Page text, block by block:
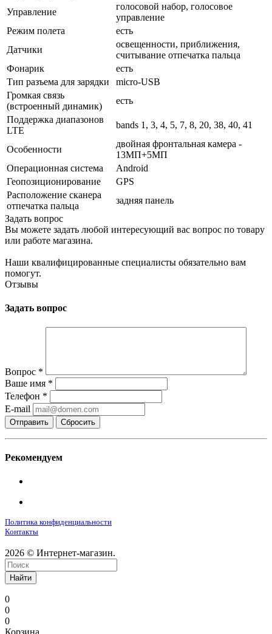
Управление
голосовой набор, голосовое
управление
Режим полета
есть
Датчики
освещенности, приближения,
считывание отпечатка пальца
Фонарик
есть
Тип разъема для зарядки
micro-USB
Громкая связь
(встроенный динамик)
есть
Поддержка диапазонов
LTE
bands 1, 3, 4, 5, 7, 8, 20, 38, 40, 41
Особенности
двойная фронтальная камера -
13МП+5МП
Операционная система
Android
Геопозиционирование
GPS
Расположение сканера
отпечатка пальца
задняя панель
Задать вопрос
Вы можете задать любой интересующий вас вопрос по товару
или работе магазина.
Наши квалифицированные специалисты обязательно вам
помогут.
Отзывы
Задать вопрос
Вопрос *
Ваше имя *
Телефон *
E-mail
Сбросить
Рекомендуем
Политика конфиденциальности
Контакты
2026 © Интернет-магазин.
Найти
0
0
0
Корзина